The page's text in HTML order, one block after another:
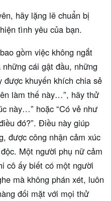
hãy lặng lẽ chuẩn bị
tình yêu của bạn.
gồm việc không ngắt
cái gật đầu, những
được khuyến khích chia sẻ
làm thế này…”, hãy thử
này…” hoặc “Có vẻ như
đó?”. Điều này giúp
được công nhận cảm xúc
Một người phụ nữ cảm
cô ấy biết có một người
mà không phán xét, luôn
đối mặt với mọi thử